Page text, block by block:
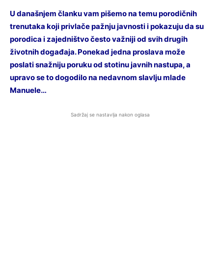
U današnjem članku vam pišemo na temu porodičnih
trenutaka koji privlače pažnju javnosti i pokazuju da su
porodica i zajedništvo često važniji od svih drugih
životnih događaja. Ponekad jedna proslava može
poslati snažniju poruku od stotinu javnih nastupa, a
upravo se to dogodilo na nedavnom slavlju mlade
Manuele…
Sadržaj se nastavlja nakon oglasa